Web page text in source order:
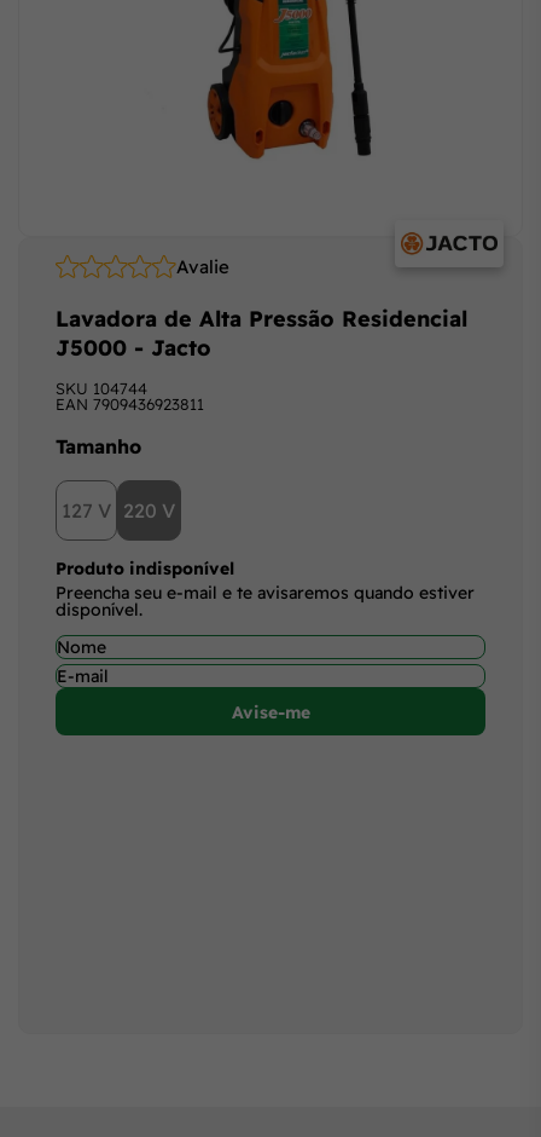
Avalie
SKU 104744
EAN 7909436923811
Lavadora de Alta Pressão Residencial
J5000 - Jacto
Tamanho
127 V 220 V
Produto indisponível
Preencha seu e-mail e te avisaremos quando estiver
disponível.
Avise-me